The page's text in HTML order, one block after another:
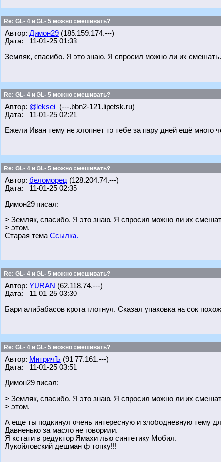
Re: GL- 4 и GL- 5 можно смешивать?
Автор: Димон29 (185.159.174.---)
Дата: 11-01-25 01:38
Земляк, спасибо. Я это знаю. Я спросил можно ли их
Re: GL- 4 и GL- 5 можно смешивать?
Автор: @leksei (---.bbn2-121.lipetsk.ru)
Дата: 11-01-25 02:21
Ежели Иван тему не хлопнет то тебе за пару дней ещё много
Re: GL- 4 и GL- 5 можно смешивать?
Автор: беломорец (128.204.74.---)
Дата: 11-01-25 02:35
Димон29 писал:
> Земляк, спасибо. Я это знаю. Я спросил можно ли их
> этом.
Старая тема Ссылка.
Re: GL- 4 и GL- 5 можно смешивать?
Автор: YURAN (62.118.74.---)
Дата: 11-01-25 03:30
Бари алибабасов крота глотнул. Сказал упаковка на сок
Re: GL- 4 и GL- 5 можно смешивать?
Автор: МитричЪ (91.77.161.---)
Дата: 11-01-25 03:51
Димон29 писал:
> Земляк, спасибо. Я это знаю. Я спросил можно ли их
> этом.
А еще ты подкинул очень интересную и злободневную тему
Давненько за масло не говорили.
Я кстати в редуктор Ямахи лью синтетику Мобил.
Лукойловский дешман ф топку!!!